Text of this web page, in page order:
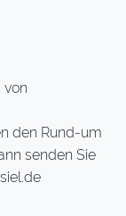
von
den Rund-um
senden Sie